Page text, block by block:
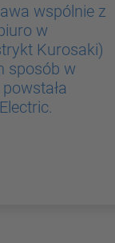
wspólnie z
w
Kurosaki)
sposób w